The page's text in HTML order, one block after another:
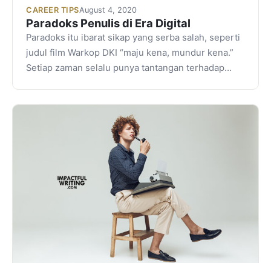
CAREER TIPSAugust 4, 2020
Paradoks Penulis di Era Digital
Paradoks itu ibarat sikap yang serba salah, seperti
judul film Warkop DKI “maju kena, mundur kena.”
Setiap zaman selalu punya tantangan terhadap…